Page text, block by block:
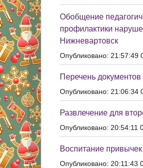
Обобщение
профилактики
Нижневартовск
Опубликовано: 21:57:49
Перечень
Опубликовано: 21:06:34
Развлечение для
Опубликовано: 20:54:11
Воспитание
Опубликовано: 20:11:43